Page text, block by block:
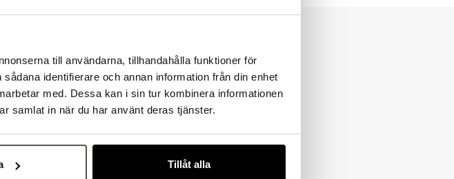
till användarna, tillhandahålla funktioner för
identifierare och annan information från din enhet
med. Dessa kan i sin tur kombinera informationen
samlat in när du har använt deras tjänster.
Tillåt alla
Bakers!
eller privatperson?
Fortsätt som företag